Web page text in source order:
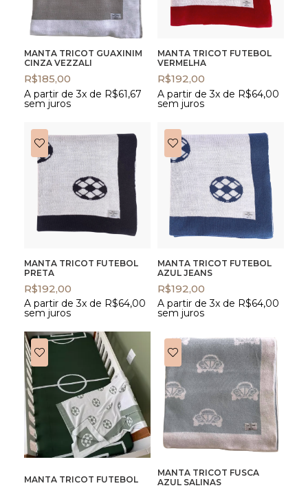
MANTA TRICOT GUAXINIM
CINZA VEZZALI
R$185,00
A partir de 3x de R$61,67
sem juros
MANTA TRICOT FUTEBOL
VERMELHA
R$192,00
A partir de 3x de R$64,00
sem juros
MANTA TRICOT FUTEBOL
PRETA
R$192,00
A partir de 3x de R$64,00
sem juros
MANTA TRICOT FUTEBOL
AZUL JEANS
R$192,00
A partir de 3x de R$64,00
sem juros
MANTA TRICOT FUTEBOL
MANTA TRICOT FUSCA
AZUL SALINAS